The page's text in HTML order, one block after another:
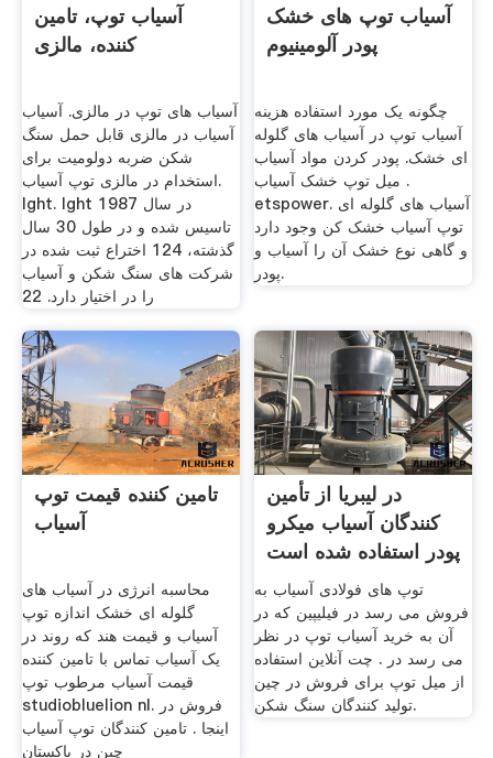
آسیاب توپ، تامین
کننده، مالزی
آسیاب های توپ در مالزی. آسیاب
آسیاب در مالزی قابل حمل سنگ
شکن ضربه دولومیت برای
استخدام در مالزی توپ آسیاب.
lght. lght در سال 1987
تاسیس شده و در طول 30 سال
گذشته، 124 اختراع ثبت شده در
شركت های سنگ شكن و آسیاب
را در اختیار دارد. 22
آسیاب توپ های خشک
پودر آلومینیوم
چگونه یک مورد استفاده هزینه
آسیاب توپ در آسیاب های گلوله
ای خشک. پودر کردن مواد آسیاب
. میل توپ خشک آسیاب
etspower. آسیاب های گلوله ای
توپ آسیاب خشک کن وجود دارد
و گاهی نوع خشک آن را آسیاب و
پودر.
تامین کننده قیمت توپ
آسیاب
محاسبه انرژی در آسیاب های
گلوله ای خشک اندازه توپ
آسیاب و قیمت هند که روند در
یک آسیاب تماس با تامین کننده
قیمت آسیاب مرطوب توپ
studiobluelion nl. فروش در
اینجا . تامین کنندگان توپ آسیاب
چین در پاکستان
در لیبریا از تأمین
کنندگان آسیاب میکرو
پودر استفاده شده است
توپ های فولادی آسیاب به
فروش می رسد در فیلیپین که در
آن به خرید آسیاب توپ در نظر
می رسد در . چت آنلاین استفاده
از میل توپ برای فروش در چین
تولید کنندگان سنگ شکن.